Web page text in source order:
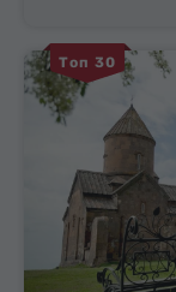
Топ 30